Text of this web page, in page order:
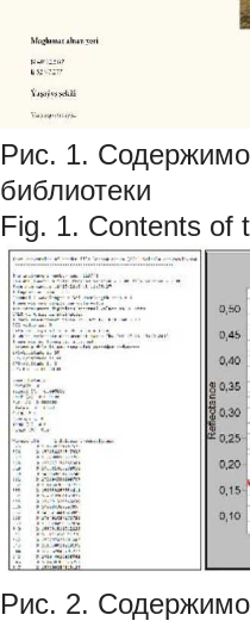
Рис. 1.
библиотеки
Fig. 1. Contents of
Рис. 2.